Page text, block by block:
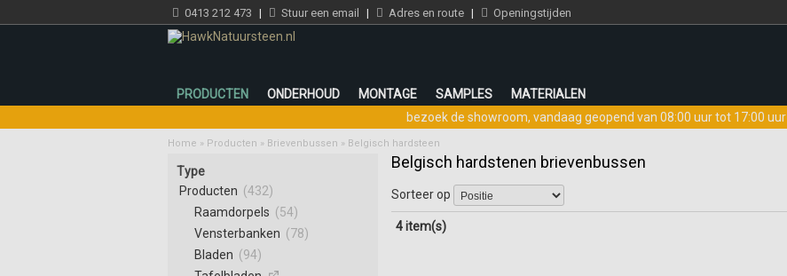
0413 212 473 | Stuur een email | Adres en route | Openingstijden
PRODUCTEN ONDERHOUD MONTAGE SAMPLES
MATERIALEN
bezoek de showroom, vandaag geopend van 08:00 uur tot 17:00 uur
Home » Producten » Brievenbussen » Belgisch hardsteen
Belgisch hardstenen brievenbussen
Sorteer op
4 item(s)
Type
Producten (432)
Raamdorpels (54)
Vensterbanken (78)
Bladen (94)